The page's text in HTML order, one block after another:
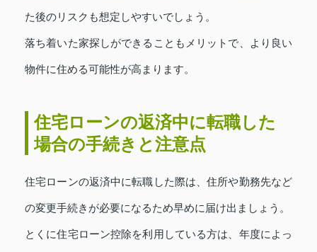
た後のリスクも想定しやすいでしょう。
落ち着いた家探しができることもメリットで、より良い
物件に住める可能性が高まります。
住宅ローンの返済中に転職した
場合の手続きと注意点
住宅ローンの返済中に転職した際は、住所や勤務先など
の変更手続きが必要になるため早めに届け出ましょう。
とくに住宅ローン控除を利用している方は、年度によっ